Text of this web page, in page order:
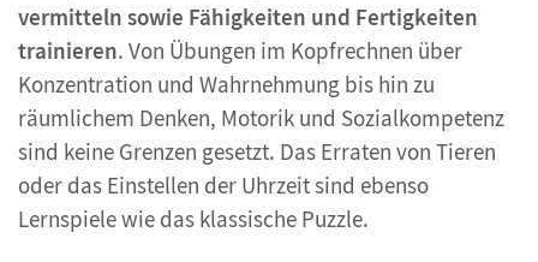
vermitteln sowie Fähigkeiten und Fertigkeiten
trainieren. Von Übungen im Kopfrechnen über
Konzentration und Wahrnehmung bis hin zu
räumlichem Denken, Motorik und Sozialkompetenz
sind keine Grenzen gesetzt. Das Erraten von Tieren
oder das Einstellen der Uhrzeit sind ebenso
Lernspiele wie das klassische Puzzle.